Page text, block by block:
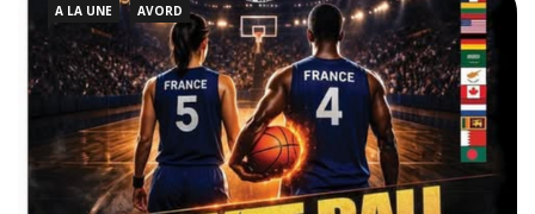
A LA UNE AVORD